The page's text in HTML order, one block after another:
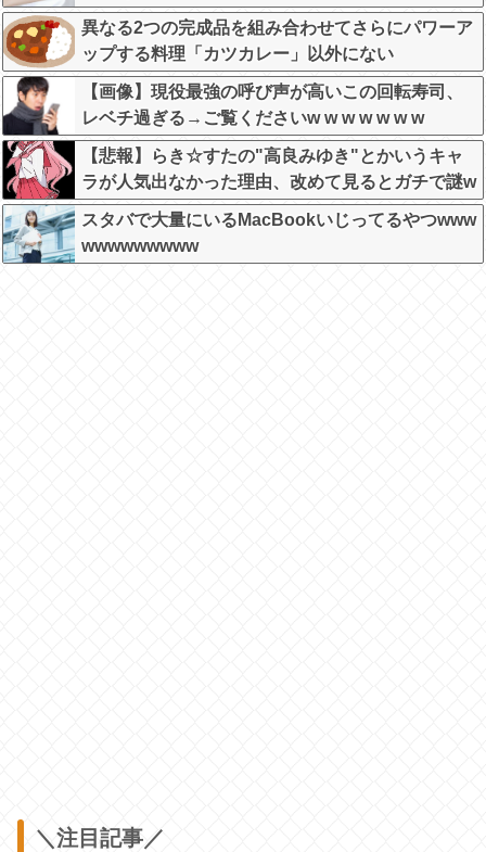
異なる2つの完成品を組み合わせてさらにパワーア
ップする料理「カツカレー」以外にない
【画像】現役最強の呼び声が高いこの回転寿司、
レベチ過ぎる→ご覧くださいw w w w w w w
【悲報】らき☆すたの"高良みゆき"とかいうキャ
ラが人気出なかった理由、改めて見るとガチで謎w
wwwwwwwwwwww
スタバで大量にいるMacBookいじってるやつwww
wwwwwwwww
＼注目記事／